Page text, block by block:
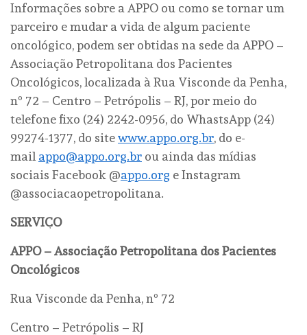
Informações sobre a APPO ou como se tornar um
parceiro e mudar a vida de algum paciente
oncológico, podem ser obtidas na sede da APPO –
Associação Petropolitana dos Pacientes
Oncológicos, localizada à Rua Visconde da Penha,
nº 72 – Centro – Petrópolis – RJ, por meio do
telefone fixo (24) 2242-0956, do WhastsApp (24)
99274-1377, do sitewww.appo.org.br, do e-
mail appo@appo.org.br ou ainda das mídias
sociais Facebook @appo.org e Instagram
@associacaopetropolitana.
SERVIÇO
APPO – Associação Petropolitana dos Pacientes
Oncológicos
Rua Visconde da Penha, nº 72
Centro – Petrópolis – RJ